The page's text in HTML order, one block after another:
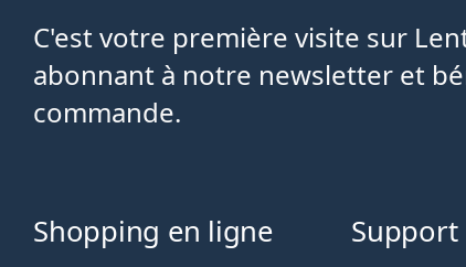
C'est votre première visite sur
abonnant à notre newsletter et
commande.
Shopping en ligne Support